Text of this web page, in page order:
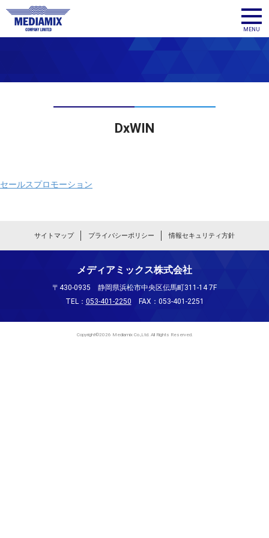
メディ
MENU
DxWIN
稿
ナ
ョ
セールスプロモーション
サイトマップ プライバシーポリシー 情報セキュリティ方針
メディアミックス株式会社
〒430-0935 静岡県浜松市中央区伝馬町311-14 7F
TEL： 053-401-2250 FAX：053-401-2251
Copyright©2026 Mediamix Co.,Ltd. All Rights Reserved.